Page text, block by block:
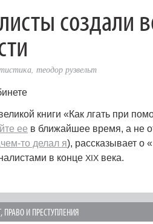
создали
теодор рузвельт
книги «Как лгать при
ее в ближайшее время, а не
то делал я), рассказывает о
в конце XIX века.
, ПРАВО И ПРЕСТУПЛЕНИЯ